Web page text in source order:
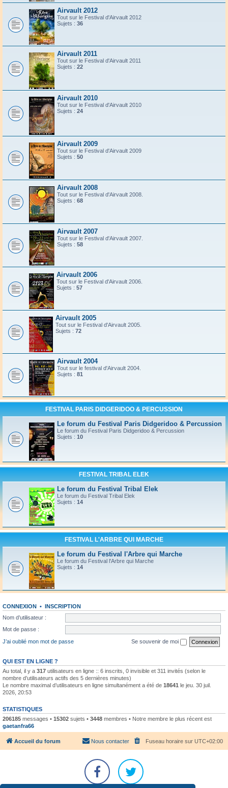
Airvault 2012
Tout sur le Festival d'Airvault 2012
Sujets : 36
Airvault 2011
Tout sur le Festival d'Airvault 2011
Sujets : 22
Airvault 2010
Tout sur le Festival d'Airvault 2010
Sujets : 24
Airvault 2009
Tout sur le Festival d'Airvault 2009
Sujets : 50
Airvault 2008
Tout sur le Festival d'Airvault 2008.
Sujets : 68
Airvault 2007
Tout sur le Festival d'Airvault 2007.
Sujets : 58
Airvault 2006
Tout sur le Festival d'Airvault 2006.
Sujets : 57
Airvault 2005
Tout sur le Festival d'Airvault 2005.
Sujets : 72
Airvault 2004
Tout sur le festival d'Airvault 2004.
Sujets : 81
FESTIVAL PARIS DIDGERIDOO & PERCUSSION
Le forum du Festival Paris Didgeridoo & Percussion
Le forum du Festival Paris Didgeridoo & Percussion
Sujets : 10
FESTIVAL TRIBAL ELEK
Le forum du Festival Tribal Elek
Le forum du Festival Tribal Elek
Sujets : 14
FESTIVAL L'ARBRE QUI MARCHE
Le forum du Festival l'Arbre qui Marche
Le forum du Festival l'Arbre qui Marche
Sujets : 14
CONNEXION • INSCRIPTION
Nom d’utilisateur :
Mot de passe :
J’ai oublié mon mot de passe
Se souvenir de moi
QUI EST EN LIGNE ?
Au total, il y a 317 utilisateurs en ligne :: 6 inscrits, 0 invisible et 311 invités (selon le
nombre d’utilisateurs actifs des 5 dernières minutes)
Le nombre maximal d’utilisateurs en ligne simultanément a été de 18641 le jeu. 30 juil.
2026, 20:53
STATISTIQUES
206185 messages • 15302 sujets • 3448 membres • Notre membre le plus récent est
gaetanfra66
Accueil du forum Fuseau horaire sur UTC+02:00
Nous contacter